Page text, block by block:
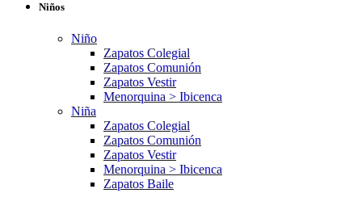
Niños
Niño
Zapatos Colegial
Zapatos Comunión
Zapatos Vestir
Menorquina > Ibicenca
Niña
Zapatos Colegial
Zapatos Comunión
Zapatos Vestir
Menorquina > Ibicenca
Zapatos Baile